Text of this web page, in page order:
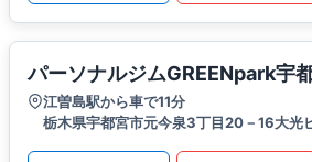
パーソナルジムGREENpark宇
江曽島駅から車で11分
栃木県宇都宮市元今泉3丁目20－16大光